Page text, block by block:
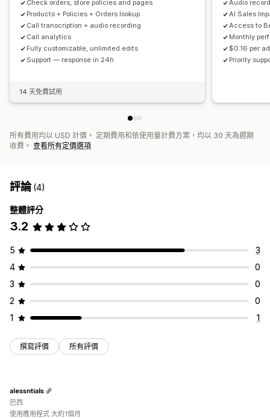
Check orders, store policies and pages
Products + Policies + Orders lookup
Call transcription + audio recording
Call analytics
Fully customizable, unlimited edits
Support — response in 24h
14 天免費試用
Audio
AI Sales
Access to
Monthly
$0.16 per
Priority
所有費用均以 USD 計價。 定期費用和依使用量計費方案，均以 30 天為週期
收費。 查看所有定價選項
評論(4)
整體評分
3.2
5
3
4
0
3
0
2
0
1
1
撰寫評價 所有評價
alessntials
巴西
使用應用程式 大約1個月